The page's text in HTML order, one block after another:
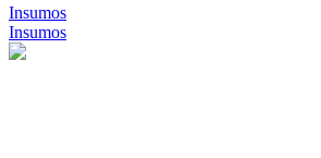
Insumos
Insumos